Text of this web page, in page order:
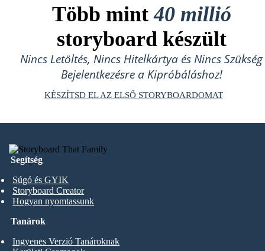
Több mint40 millió
storyboard készült
Nincs Letöltés, Nincs Hitelkártya és Nincs Szükség
Bejelentkezésre a Kipróbáláshoz!
KÉSZÍTSD EL AZ ELSŐ STORYBOARDOMAT
Segítség
Súgó és GYIK
Storyboard Creator
Hogyan nyomtassunk
Tanárok
Ingyenes Verzió Tanároknak